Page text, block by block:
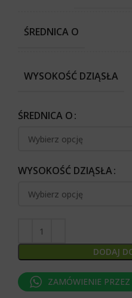
ŚREDNICA O
WYSOKOŚĆ DZIĄSŁA
ŚREDNICA O
WYSOKOŚĆ DZIĄSŁA
DODAJ
ZAMÓWIENIE